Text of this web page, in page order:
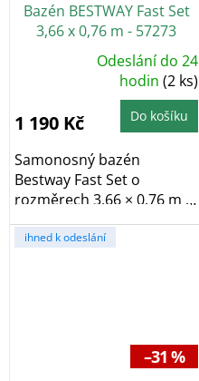
Bazén BESTWAY Fast Set
3,66 x 0,76 m - 57273
5,0
z
5
Odeslání do 24
hodin(2 ks)
1 190 Kč Do košíku
Samonosný bazén
Bestway Fast Set o
rozměrech 3,66 × 0,76 m a
objemu 3 800 l má...
ihned k odeslání
–31 %